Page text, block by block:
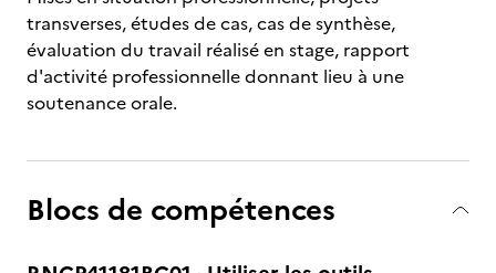
transverses, études de cas, cas de synthèse,
évaluation du travail réalisé en stage, rapport
d'activité professionnelle donnant lieu à une
soutenance orale.
Blocs de compétences